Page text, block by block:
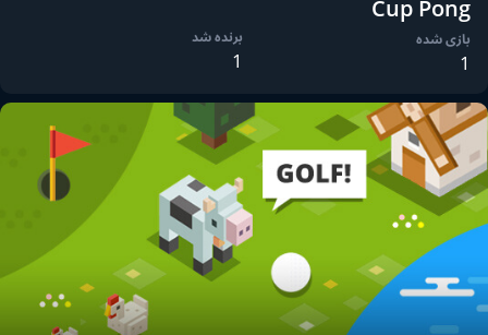
Cup Pong
بازی شده
1
برنده شد
1